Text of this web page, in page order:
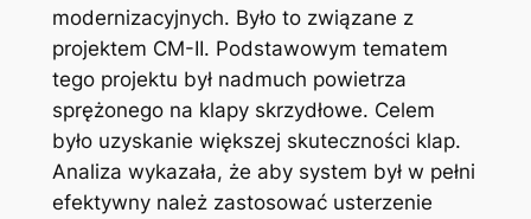
modernizacyjnych. Było to związane z
projektem CM-II. Podstawowym tematem
tego projektu był nadmuch powietrza
sprężonego na klapy skrzydłowe. Celem
było uzyskanie większej skuteczności klap.
Analiza wykazała, że aby system był w pełni
efektywny należ zastosować usterzenie